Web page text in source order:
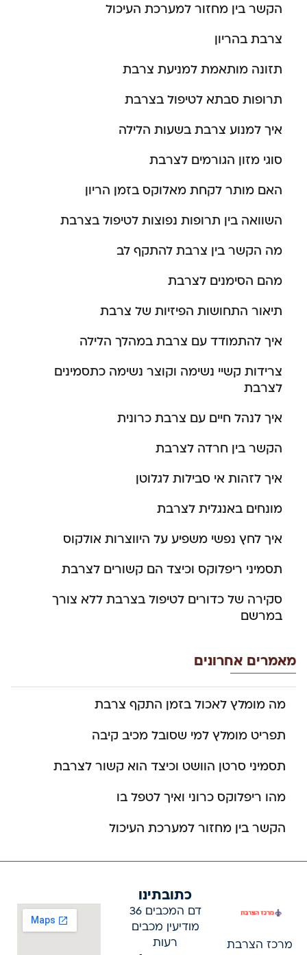
הקשר בין מחזור למערכת העיכול
צרבת בהריון
תזונה מותאמת למניעת צרבת
תרופות סבתא לטיפול בצרבת
איך למנוע צרבת בשעות הלילה
סוגי מזון הגורמים לצרבת
האם מותר לקחת מאלוקס בזמן הריון
השוואה בין תרופות נפוצות לטיפול בצרבת
מה הקשר בין צרבת להתקף לב
מהם הסימנים לצרבת
תיאור התחושות הפיזיות של צרבת
איך להתמודד עם צרבת במהלך הלילה
צרידות קשיי נשימה וקוצר נשימה כתסמינים
לצרבת
איך לנהל חיים עם צרבת כרונית
הקשר בין חרדה לצרבת
איך לזהות אי סבילות לגלוטן
מונחים באנגלית לצרבת
איך לחץ נפשי משפיע על היווצרות אולקוס
תסמיני ריפלוקס וכיצד הם קשורים לצרבת
סקירה של כדורים לטיפול בצרבת ללא צורך
במרשם
מאמרים אחרונים
מה מומלץ לאכול בזמן התקף צרבת
תפריט מומלץ למי שסובל מכיב קיבה
תסמיני סרטן הוושט וכיצד הוא קשור לצרבת
מהו ריפלוקס כרוני ואיך לטפל בו
הקשר בין מחזור למערכת העיכול
מרכז הצרבת
כתובתינו
דם המכבים 36
מודיעין מכבים
רעות